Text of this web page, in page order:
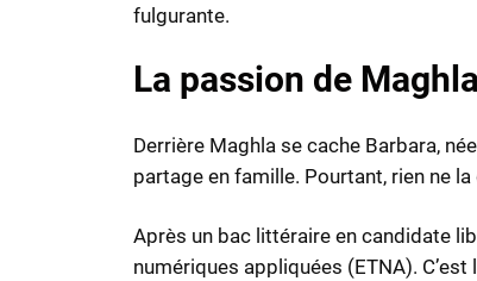
fulgurante.
La passion de
Derrière Maghla se cache Barbara,
partage en famille. Pourtant, rien ne
Après un bac littéraire en candidate
numériques appliquées (ETNA).